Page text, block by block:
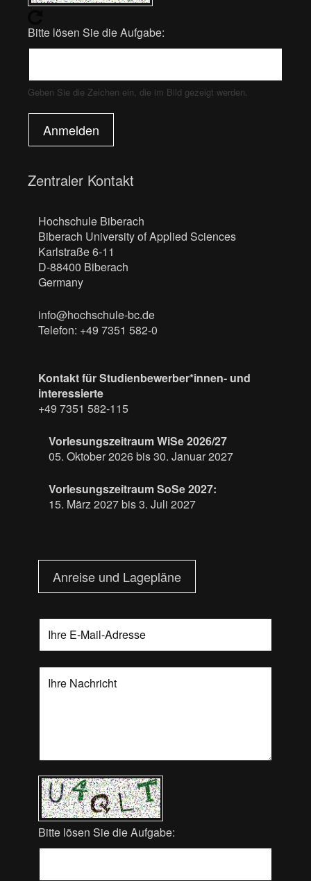
Bitte lösen Sie die Aufgabe:
Geben Sie die Zeichen ein, die im Bild gezeigt werden.
Anmelden
Zentraler Kontakt
Hochschule Biberach
Biberach University of Applied Sciences
Karlstraße 6-11
D-88400 Biberach
Germany
info@hochschule-bc.de
Telefon: +49 7351 582-0
Kontakt für Studienbewerber*innen- und
interessierte
+49 7351 582-115
Vorlesungszeitraum WiSe 2026/27
05. Oktober 2026 bis 30. Januar 2027
Vorlesungszeitraum SoSe 2027:
15. März 2027 bis 3. Juli 2027
Anreise und Lagepläne
Bitte lösen Sie die Aufgabe: